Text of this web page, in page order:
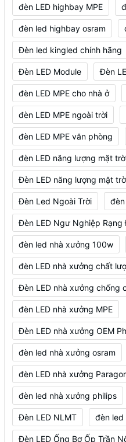
đèn LED highbay MPE
đèn led highbay osram
Đèn led kingled chính hãng
Đèn LED Module Đèn
đèn LED MPE cho nhà ở
đèn LED MPE ngoài trời
đèn LED MPE văn phòng
đèn LED năng lượng mặt
Đèn LED năng lượng mặt
Đèn Led Ngoài Trời đèn
Đèn LED Ngư Nghiệp Rạng
đèn led nhà xưởng 100w
đèn LED nhà xưởng chất
Đèn LED nhà xưởng chống
đèn LED nhà xưởng MPE
Đèn LED nhà xưởng OEM
đèn led nhà xưởng osram
đèn LED nhà xưởng
đèn led nhà xưởng philips
Đèn LED NLMT đèn led
Đèn LED Ống Bơ Ốp Trần